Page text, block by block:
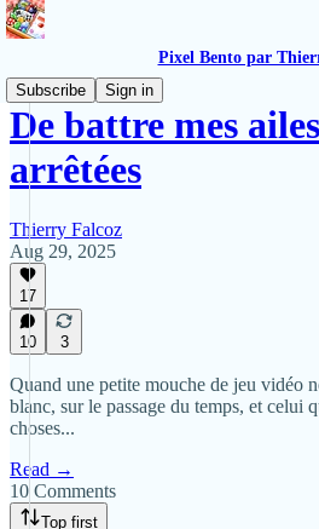
Pixel Bento par
Subscribe
Sign in
De battre mes
arrêtées
Thierry Falcoz
Aug 29, 2025
17
10 3
Quand une petite mouche de jeu vidéo
blanc, sur le passage du temps, et celui
choses...
Read →
10 Comments
Top first